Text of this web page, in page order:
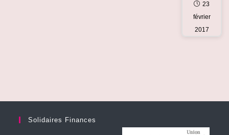
23
février
2017
Solidaires Finances